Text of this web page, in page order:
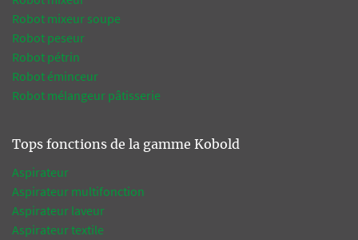
Robot mixeur soupe
Robot peseur
Robot pétrin
Robot éminceur
Robot mélangeur pâtisserie
Tops fonctions de la gamme Kobold
Aspirateur
Aspirateur multifonction
Aspirateur laveur
Aspirateur textile